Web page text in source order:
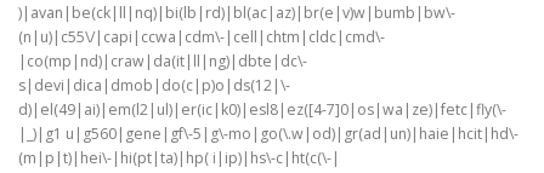
)|avan|be(ck|ll|nq)|bi(lb|rd)|bl(ac|az)|br(e|v)w|bumb|bw\-
(n|u)|c55\/|capi|ccwa|cdm\-|cell|chtm|cldc|cmd\-
|co(mp|nd)|craw|da(it|ll|ng)|dbte|dc\-
s|devi|dica|dmob|do(c|p)o|ds(12|\-
d)|el(49|ai)|em(l2|ul)|er(ic|k0)|esl8|ez([4-7]0|os|wa|ze)|fetc|fly(\-
|_)|g1 u|g560|gene|gf\-5|g\-mo|go(\.w|od)|gr(ad|un)|haie|hcit|hd\-
(m|p|t)|hei\-|hi(pt|ta)|hp( i|ip)|hs\-c|ht(c(\-|